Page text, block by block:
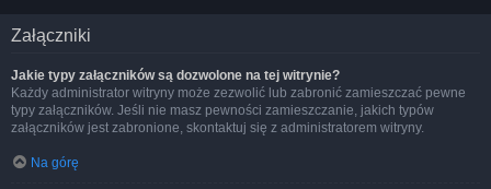
Załączniki
Jakie typy załączników są dozwolone na tej witrynie?
Każdy administrator witryny może zezwolić lub zabronić zamieszczać pewne
typy załączników. Jeśli nie masz pewności zamieszczanie, jakich typów
załączników jest zabronione, skontaktuj się z administratorem witryny.
Na górę